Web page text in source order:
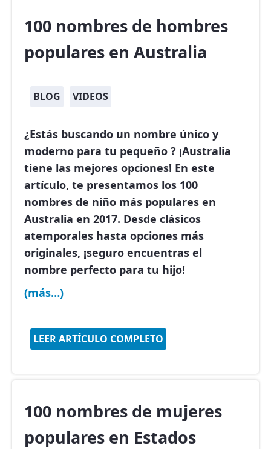
100 nombres de hombres
populares en Australia
BLOG VIDEOS
¿Estás buscando un nombre único y
moderno para tu pequeño ? ¡Australia
tiene las mejores opciones! En este
artículo, te presentamos los 100
nombres de niño más populares en
Australia en 2017. Desde clásicos
atemporales hasta opciones más
originales, ¡seguro encuentras el
nombre perfecto para tu hijo!
(más…)
LEER ARTÍCULO COMPLETO
100 nombres de mujeres
populares en Estados